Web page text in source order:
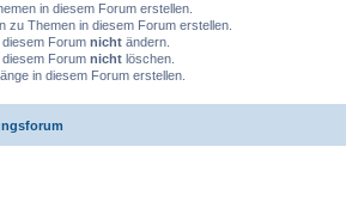
in diesem Forum erstellen.
zu Themen in diesem Forum erstellen.
Forum nicht ändern.
Forum nicht löschen.
in diesem Forum erstellen.